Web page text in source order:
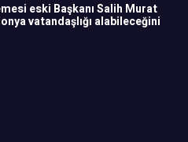
eski Başkanı Salih Murat
vatandaşlığı alabileceğini